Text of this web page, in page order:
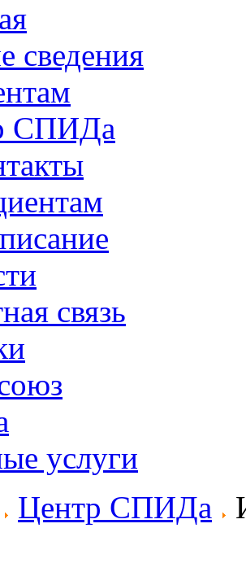
сведения
СПИДа
связь
услуги
Центр СПИДа